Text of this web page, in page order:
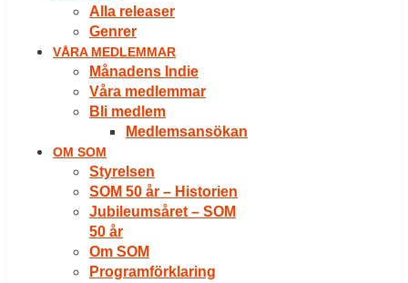
Alla releaser
Genrer
VÅRA MEDLEMMAR
Månadens Indie
Våra medlemmar
Bli medlem
Medlemsansökan
OM SOM
Styrelsen
SOM 50 år – Historien
Jubileumsåret – SOM
50 år
Om SOM
Programförklaring